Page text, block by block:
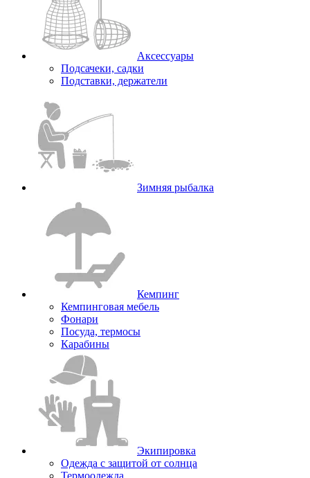
Аксессуары
Подсачеки, садки
Подставки, держатели
Зимняя рыбалка
Кемпинг
Кемпинговая мебель
Фонари
Посуда, термосы
Карабины
Экипировка
Одежда с защитой от солнца
Термоодежда